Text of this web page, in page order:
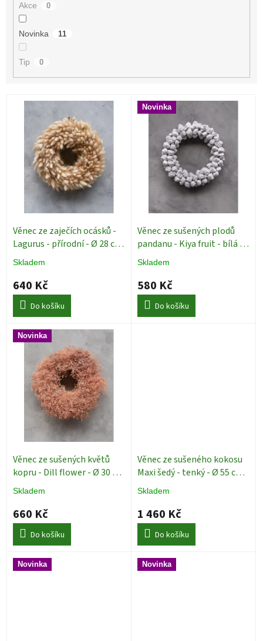
Akce 0
Novinka 11
Tip 0
Věnec ze zaječích ocásků -
Lagurus - přírodní - Ø 28 cm
Dekorace
Skladem
640 Kč
Do košíku
Novinka
Věnec ze sušených plodů
pandanu - Kiya fruit - bílá -
Ø 30 cm
Skladem
580 Kč
Do košíku
Novinka
Věnec ze sušených květů
kopru - Dill flower - Ø 30 cm
Dekorace
Skladem
660 Kč
Do košíku
Věnec ze sušeného kokosu
Maxi šedý - tenký - Ø 55 cm
Dekorace
Skladem
1 460 Kč
Do košíku
Novinka Novinka